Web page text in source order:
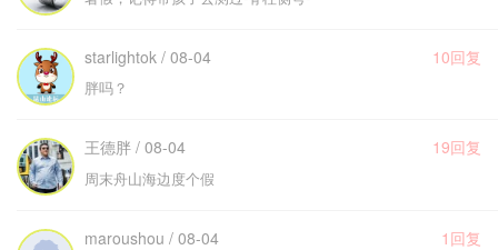
starlightok / 08-04 10回复
胖吗？
王德胖 / 08-04 19回复
周末舟山海边度个假
maroushou / 08-04 1回复